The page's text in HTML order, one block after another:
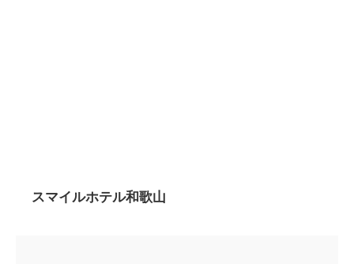
スマイルホテル和歌山